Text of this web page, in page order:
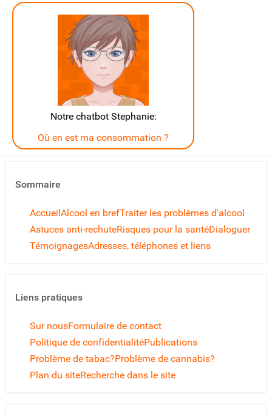
Notre chatbot Stephanie:
Où en est ma consommation ?
Sommaire
Accueil Alcool en brefTraiter les problèmes d'alcool
Astuces anti-rechuteRisques pour la santéDialoguer
TémoignagesAdresses, téléphones et liens
Liens pratiques
Sur nousFormulaire de contact
Politique de confidentialitéPublications
Problème de tabac?Problème de cannabis?
Plan du siteRecherche dans le site